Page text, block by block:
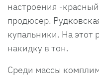
настроения -
продюсер.
купальники. На этот
накидку в тон.
Среди массы